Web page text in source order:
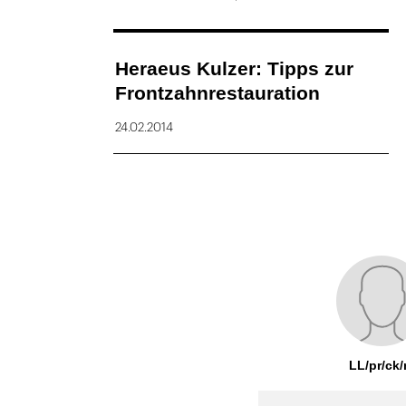
Heraeus Kulzer: Tipps zur
Frontzahnrestauration
24.02.2014
LL/pr/